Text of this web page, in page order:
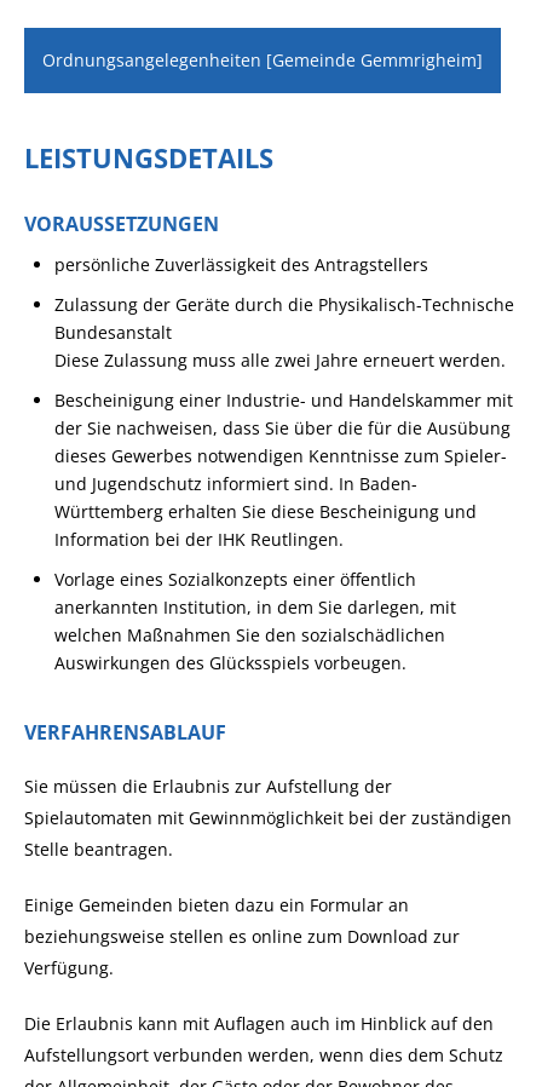
Ordnungsangelegenheiten [Gemeinde Gemmrigheim]
LEISTUNGSDETAILS
VORAUSSETZUNGEN
persönliche Zuverlässigkeit des Antragstellers
Zulassung der Geräte durch die Physikalisch-Technische
Bundesanstalt
Diese Zulassung muss alle zwei Jahre erneuert werden.
Bescheinigung einer Industrie- und Handelskammer mit
der Sie nachweisen, dass Sie über die für die Ausübung
dieses Gewerbes notwendigen Kenntnisse zum Spieler-
und Jugendschutz informiert sind. In Baden-
Württemberg erhalten Sie diese Bescheinigung und
Information bei der IHK Reutlingen.
Vorlage eines Sozialkonzepts einer öffentlich
anerkannten Institution, in dem Sie darlegen, mit
welchen Maßnahmen Sie den sozialschädlichen
Auswirkungen des Glücksspiels vorbeugen.
VERFAHRENSABLAUF
Sie müssen die Erlaubnis zur Aufstellung der
Spielautomaten mit Gewinnmöglichkeit bei der zuständigen
Stelle beantragen.
Einige Gemeinden bieten dazu ein Formular an
beziehungsweise stellen es online zum Download zur
Verfügung.
Die Erlaubnis kann mit Auflagen auch im Hinblick auf den
Aufstellungsort verbunden werden, wenn dies dem Schutz